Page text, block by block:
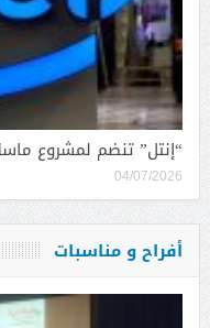
“إنتل” تنضم لمشروع
04/07/2026
أفراح و مناسبات